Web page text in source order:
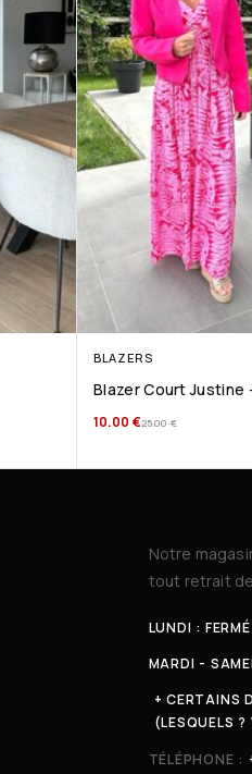
BLAZERS
Blazer Court Justine
25.00€
10.00 €
Notre
tout retrait
LUNDI : FERMÉ
MARDI -
+ CERTAINS
(LESQUELS
TÉLÉPHONE :